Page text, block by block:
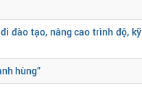
đào tạo, nâng cao trình độ, kỹ
hùng”